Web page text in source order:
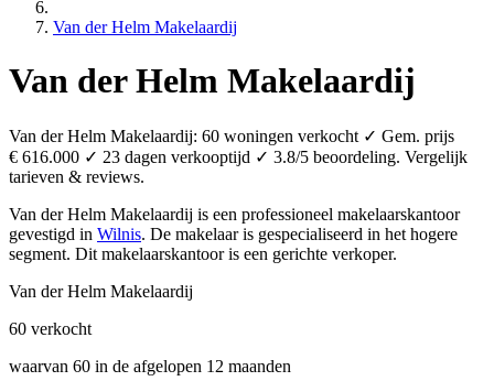
Van der Helm Makelaardij
Van der Helm Makelaardij
Van der Helm Makelaardij: 60 woningen verkocht ✓ Gem. prijs
€ 616.000 ✓ 23 dagen verkooptijd ✓ 3.8/5 beoordeling. Vergelijk
tarieven & reviews.
Van der Helm Makelaardij is een professioneel makelaarskantoor
gevestigd in Wilnis. De makelaar is gespecialiseerd in het hogere
segment. Dit makelaarskantoor is een gerichte verkoper.
Van der Helm Makelaardij
60 verkocht
waarvan 60 in de afgelopen 12 maanden